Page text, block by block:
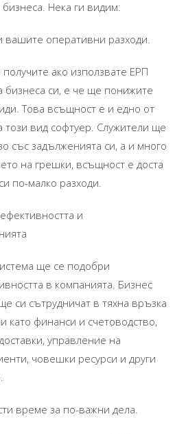
Нека ги видим:
оперативни разходи.
ако използвате ЕРП
бизнеса си, е че ще понижите
Това всъщност е и едно от
този вид софтуер. Служители ще
със задълженията си, а и много
на грешки, всъщност е доста
по-малко разходи.
и
ще се подобри
в компанията. Бизнес
си сътрудничат в тяхна връзка
като финанси и счетоводство,
управление на
човешки ресурси и други
време за по-важни дела.